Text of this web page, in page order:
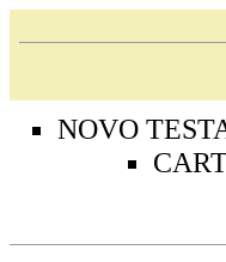
NOVO